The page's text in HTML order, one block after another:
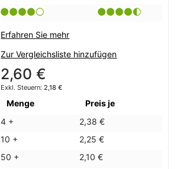
Erfahren Sie mehr
Zur Vergleichsliste hinzufügen
2,60 €
2,18 €
Menge
Preis je
4 +
2,38 €
10 +
2,25 €
50 +
2,10 €